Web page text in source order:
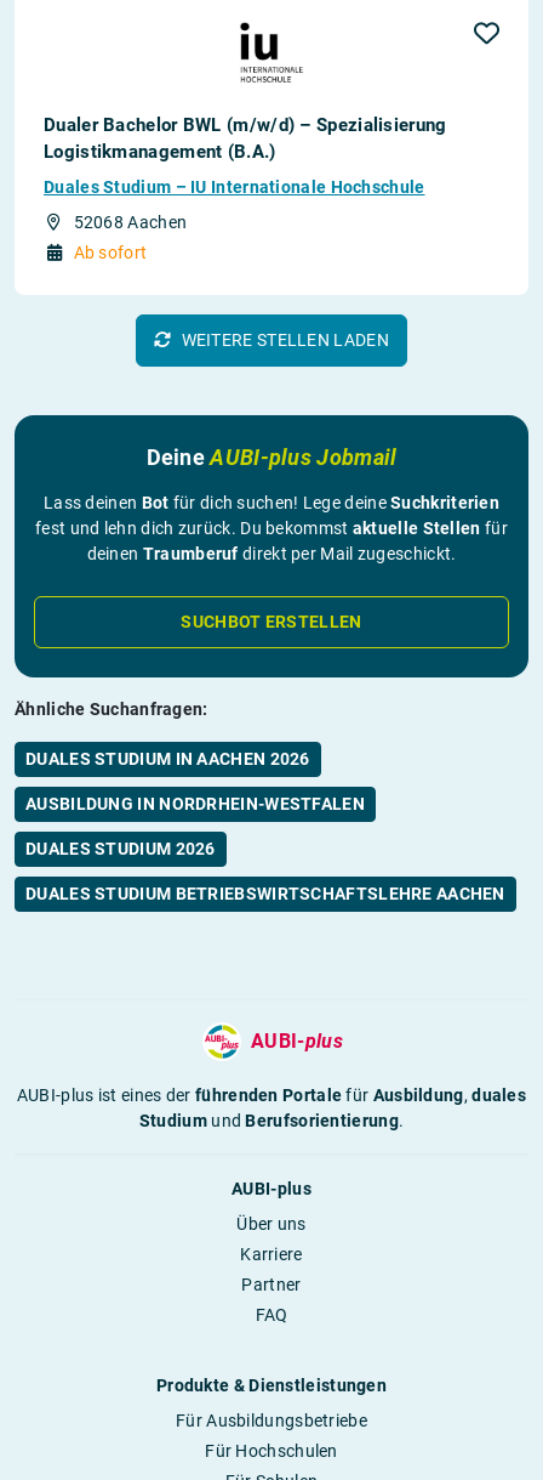
Dualer Bachelor BWL (m/w/d) – Spezialisierung
Logistikmanagement (B.A.)
Duales Studium – IU Internationale Hochschule
52068 Aachen
Ab sofort
WEITERE STELLEN LADEN
DeineAUBI-plus Jobmail
Lass deinen Bot für dich suchen! Lege deineSuchkriterien
fest und lehn dich zurück. Du bekommst aktuelle Stellen für
deinen Traumberuf direkt per Mail zugeschickt.
SUCHBOT ERSTELLEN
Ähnliche Suchanfragen:
DUALES STUDIUM IN AACHEN 2026
AUSBILDUNG IN NORDRHEIN-WESTFALEN
DUALES STUDIUM 2026
DUALES STUDIUM BETRIEBSWIRTSCHAFTSLEHRE AACHEN
AUBI-plus
AUBI-plus ist eines derführenden Portalefür Ausbildung,duales
StudiumundBerufsorientierung.
AUBI-plus
Über uns
Karriere
Partner
FAQ
Produkte & Dienstleistungen
Für Ausbildungsbetriebe
Für Hochschulen